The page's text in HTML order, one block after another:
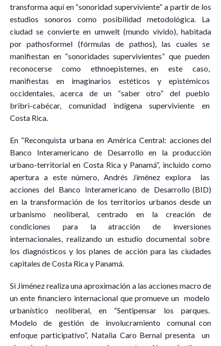
transforma aquí en “sonoridad superviviente” a partir de los
estudios sonoros como posibilidad metodológica. La
ciudad se convierte en umwelt (mundo vivido), habitada
por pathosformel (fórmulas de pathos), las cuales se
manifiestan en “sonoridades supervivientes” que pueden
reconocerse como ethnoepistemes, en este caso,
manifiestas en imaginarios estéticos y epistémicos
occidentales, acerca de un “saber otro” del pueblo
bribri-cabécar, comunidad indígena superviviente en
Costa Rica.
En “Reconquista urbana en América Central: acciones del
Banco Interamericano de Desarrollo en la producción
urbano-territorial en Costa Rica y Panamá”, incluido como
apertura a este número, Andrés Jiménez explora las
acciones del Banco Interamericano de Desarrollo (BID)
en la transformación de los territorios urbanos desde un
urbanismo neoliberal, centrado en la creación de
condiciones para la atracción de inversiones
internacionales, realizando un estudio documental sobre
los diagnósticos y los planes de acción para las ciudades
capitales de Costa Rica y Panamá.
Si Jiménez realiza una aproximación a las acciones macro de
un ente financiero internacional que promueve un modelo
urbanístico neoliberal, en “Sentipensar los parques.
Modelo de gestión de involucramiento comunal con
enfoque participativo”, Natalia Caro Bernal presenta un